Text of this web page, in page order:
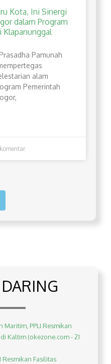
Kota, Ini Sinergi
dalam Program
Klapanunggal
Pamunah
alam
Pemerintah
Maritim, PPLI Resmikan
Kaltim (okezone.com - 21
Resmikan Fasilitas